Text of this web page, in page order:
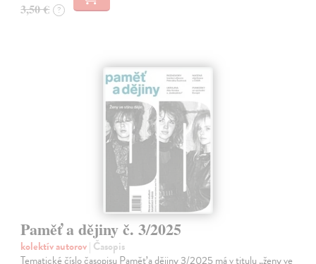
3,50 € ?
Paměť a dějiny č. 3/2025
kolektív autorov| Časopis
Tematické číslo časopisu Paměť a dějiny 3/2025 má v titulu „ženy ve